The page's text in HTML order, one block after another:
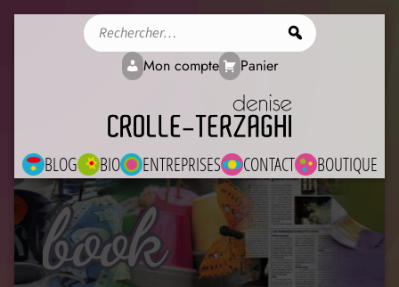
BLOG BIO ENTREPRISES CONTACT BOUTIQUE
Mon compte Panier
book